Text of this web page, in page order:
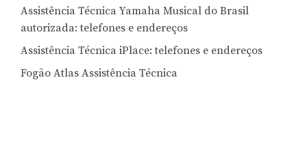
Assistência Técnica Yamaha Musical do Brasil
autorizada: telefones e endereços
Assistência Técnica iPlace: telefones e endereços
Fogão Atlas Assistência Técnica